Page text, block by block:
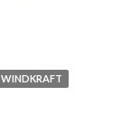
WINDKRAFT